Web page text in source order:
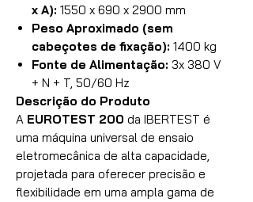
x A): 1550 x 690 x 2900 mm
Peso Aproximado (sem
cabeçotes de fixação): 1400 kg
Fonte de Alimentação: 3x 380 V
+ N + T, 50/60 Hz
Descrição do Produto
A EUROTEST 200 da IBERTEST é
uma máquina universal de ensaio
eletromecânica de alta capacidade,
projetada para oferecer precisão e
flexibilidade em uma ampla gama de